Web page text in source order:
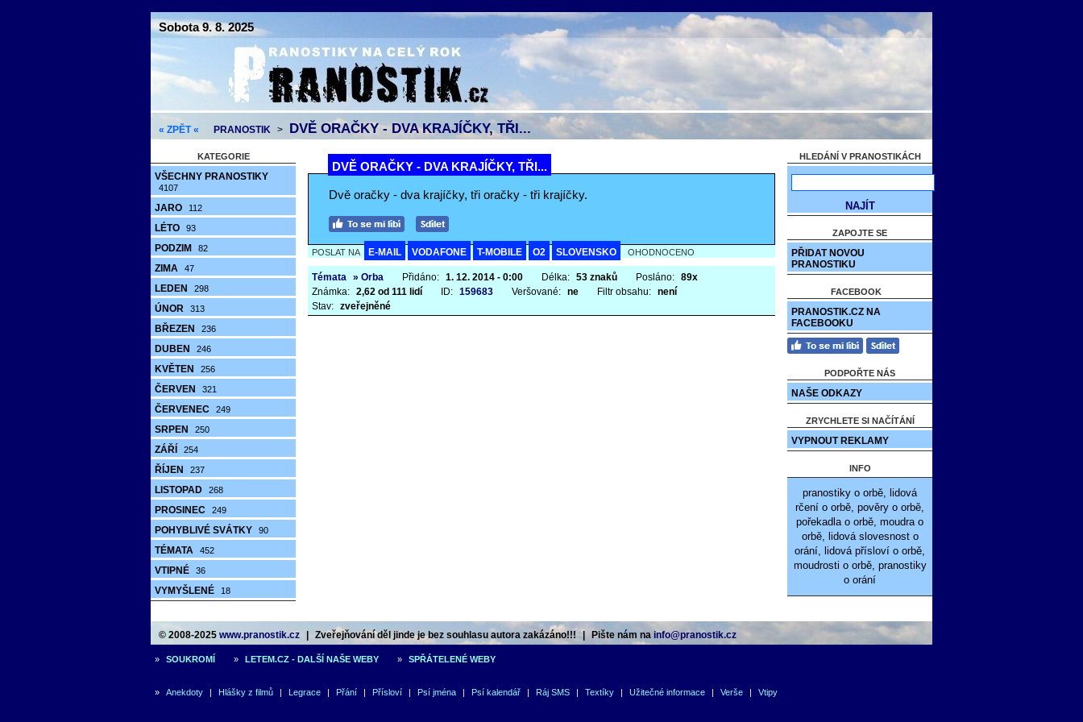
Sobota 9. 8. 2025
« ZPĚT « PRANOSTIK > DVĚ ORAČKY - DVA KRAJÍČKY, TŘI...
KATEGORIE
VŠECHNY PRANOSTIKY
4107
JARO 112
LÉTO 93
PODZIM 82
ZIMA 47
LEDEN 298
ÚNOR 313
BŘEZEN 236
DUBEN 246
KVĚTEN 256
ČERVEN 321
ČERVENEC 249
SRPEN 250
ZÁŘÍ 254
ŘÍJEN 237
LISTOPAD 268
PROSINEC 249
POHYBLIVÉ SVÁTKY 90
TÉMATA 452
VTIPNÉ 36
VYMYŠLENÉ 18
DVĚ ORAČKY - DVA KRAJÍČKY, TŘI...
Dvě oračky - dva krajíčky, tři oračky - tři krajíčky.
POSLAT NA E-MAIL VODAFONE T-MOBILE O2 SLOVENSKO OHODNOCENO
Témata » Orba Přidáno: 1. 12. 2014 - 0:00 Délka: 53 znaků Posláno: 89x
Známka: 2,62 od 111 lidí ID: 159683 Veršované: ne Filtr obsahu: není
Stav: zveřejněné
HLEDÁNÍ V PRANOSTIKÁCH
ZAPOJTE SE
PŘIDAT NOVOU
PRANOSTIKU
FACEBOOK
PRANOSTIK.CZ NA
FACEBOOKU
PODPOŘTE NÁS
NAŠE ODKAZY
ZRYCHLETE SI NAČÍTÁNÍ
VYPNOUT REKLAMY
INFO
pranostiky o orbě, lidová
rčení o orbě, pověry o orbě,
pořekadla o orbě, moudra o
orbě, lidová slovesnost o
orání, lidová přísloví o orbě,
moudrosti o orbě, pranostiky
o orání
© 2008-2025 www.pranostik.cz Zveřejňování děl jinde je bez souhlasu autora zakázáno!!! | Pište nám na info@pranostik.cz
» SOUKROMÍ » LETEM.CZ - DALŠÍ NAŠE WEBY » SPŘÁTELENÉ WEBY
» Anekdoty | Hlášky z filmů | Legrace | Přání | Přísloví | Psí jména | Psí kalendář | Ráj SMS | Textíky | Užitečné informace | Verše | Vtipy